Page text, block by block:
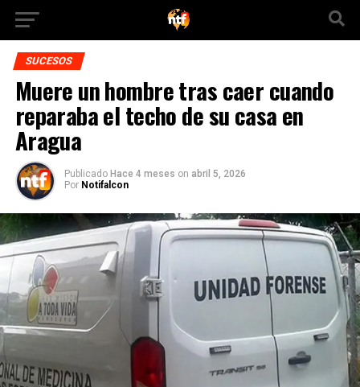
SUCESOS
Muere un hombre tras caer cuando
reparaba el techo de su casa en
Aragua
Publicado Hace 4 meses on abril 5, 2026
Por Notifalcon